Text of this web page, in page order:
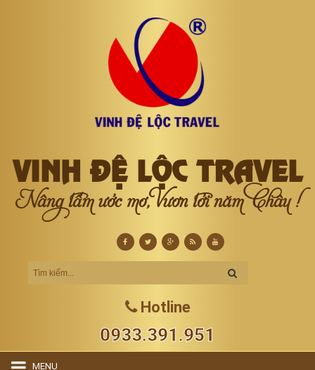
VINH ĐỆ LỘC TRAVEL
Nâng tầm ước mơ, Vươn tới năm Châu !
Hotline
0933.391.951
MENU